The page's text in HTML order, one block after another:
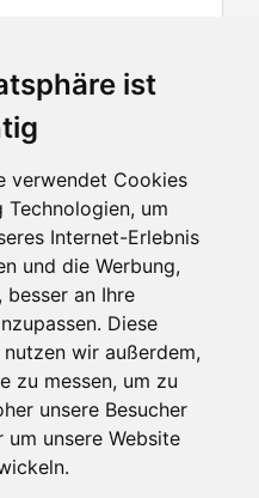
ist
verwendet Cookies
Technologien, um
Internet-Erlebnis
und die Werbung,
besser an Ihre
Diese
wir außerdem,
zu messen, um zu
unsere Besucher
um unsere Website
Партнерам
Инвесторам
Медиа
Facebook